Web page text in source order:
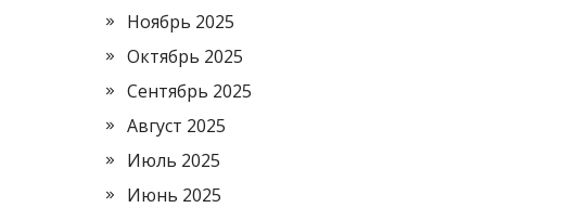
Ноябрь 2025
Октябрь 2025
Сентябрь 2025
Август 2025
Июль 2025
Июнь 2025